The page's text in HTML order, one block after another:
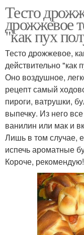
Тесто
дрожжевое
"как пух
Тесто дрожжевое,
действительно "как
Оно воздушное,
рецепт самый
пироги, ватрушки,
выпечку. Из него
ванилин или мак и
Лишь в том случае,
испечь ароматные
Короче, рекомендую!